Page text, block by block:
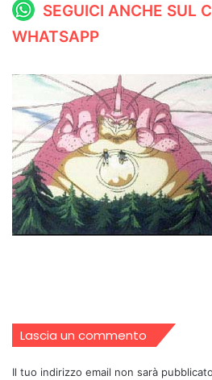
SEGUICI ANCHE SUL
WHATSAPP
Lascia un commento
Il tuo indirizzo email non sarà